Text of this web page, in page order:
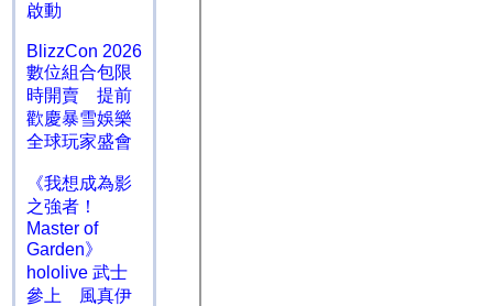
啟動
BlizzCon 2026
數位組合包限
時開賣 提前
歡慶暴雪娛樂
全球玩家盛會
《我想成為影
之強者！
Master of
Garden》
hololive 武士
參上 風真伊